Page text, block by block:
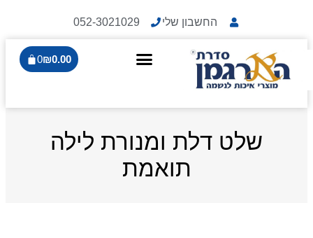
החשבון שלי 052-3021029
₪0.00
0
שלט דלת ומנורת לילה
תואמת